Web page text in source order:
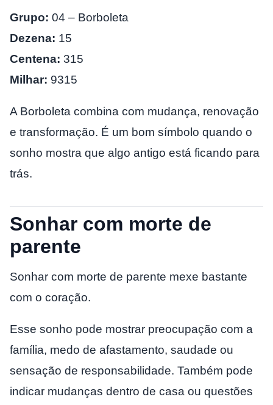
Grupo: 04 – Borboleta
Dezena: 15
Centena: 315
Milhar: 9315
A Borboleta combina com mudança, renovação
e transformação. É um bom símbolo quando o
sonho mostra que algo antigo está ficando para
trás.
Sonhar com morte de
parente
Sonhar com morte de parente mexe bastante
com o coração.
Esse sonho pode mostrar preocupação com a
família, medo de afastamento, saudade ou
sensação de responsabilidade. Também pode
indicar mudanças dentro de casa ou questões